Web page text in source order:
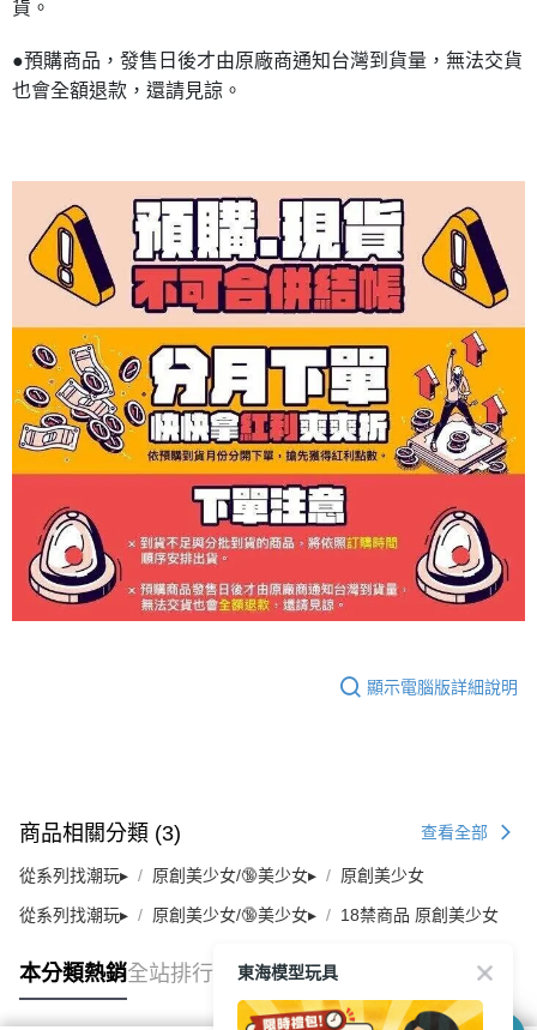
貨。
●預購商品，發售日後才由原廠商通知台灣到貨量，無法交貨
也會全額退款，還請見諒。
顯示電腦版詳細說明
商品相關分類 (3) 查看全部
從系列找潮玩▸ 原創美少女/🔞美少女▸ 原創美少女
從系列找潮玩▸ 原創美少女/🔞美少女▸ 18禁商品 原創美少女
本分類熱銷全站排行 東海模型玩具